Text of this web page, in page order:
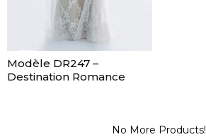
Modèle DR247 –
Destination Romance
No More Products!